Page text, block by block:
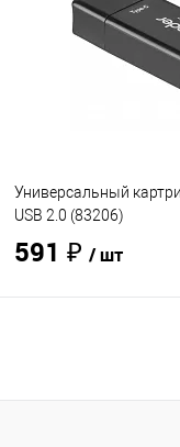
Универсальный
USB 2.0 (83206)
591 ₽ / шт
Купить в 1 клик